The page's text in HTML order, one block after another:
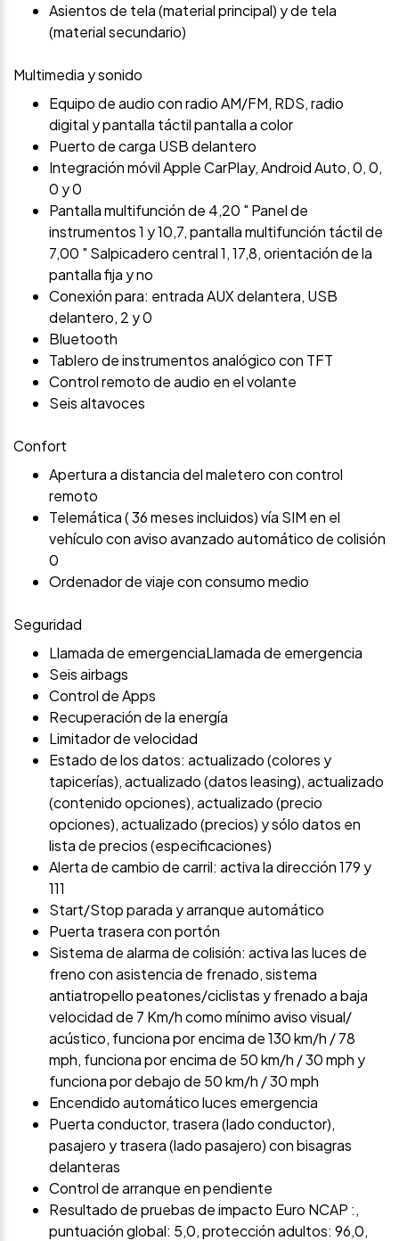
Asientos de tela (material principal) y de tela
(material secundario)
Multimedia y sonido
Equipo de audio con radio AM/FM, RDS, radio
digital y pantalla táctil pantalla a color
Puerto de carga USB delantero
Integración móvil Apple CarPlay, Android Auto, 0, 0,
0 y 0
Pantalla multifunción de 4,20 " Panel de
instrumentos 1 y 10,7, pantalla multifunción táctil de
7,00 " Salpicadero central 1, 17,8, orientación de la
pantalla fija y no
Conexión para: entrada AUX delantera, USB
delantero, 2 y 0
Bluetooth
Tablero de instrumentos analógico con TFT
Control remoto de audio en el volante
Seis altavoces
Confort
Apertura a distancia del maletero con control
remoto
Telemática ( 36 meses incluidos) vía SIM en el
vehículo con aviso avanzado automático de colisión
0
Ordenador de viaje con consumo medio
Seguridad
Llamada de emergenciaLlamada de emergencia
Seis airbags
Control de Apps
Recuperación de la energía
Limitador de velocidad
Estado de los datos: actualizado (colores y
tapicerías), actualizado (datos leasing), actualizado
(contenido opciones), actualizado (precio
opciones), actualizado (precios) y sólo datos en
lista de precios (especificaciones)
Alerta de cambio de carril: activa la dirección 179 y
111
Start/Stop parada y arranque automático
Puerta trasera con portón
Sistema de alarma de colisión: activa las luces de
freno con asistencia de frenado, sistema
antiatropello peatones/ciclistas y frenado a baja
velocidad de 7 Km/h como mínimo aviso visual/
acústico, funciona por encima de 130 km/h / 78
mph, funciona por encima de 50 km/h / 30 mph y
funciona por debajo de 50 km/h / 30 mph
Encendido automático luces emergencia
Puerta conductor, trasera (lado conductor),
pasajero y trasera (lado pasajero) con bisagras
delanteras
Control de arranque en pendiente
Resultado de pruebas de impacto Euro NCAP :,
puntuación global: 5,0, protección adultos: 96,0,